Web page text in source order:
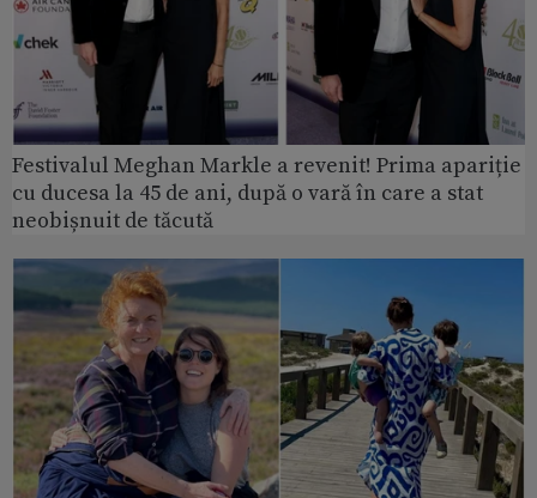
Festivalul Meghan Markle a revenit! Prima apariție
cu ducesa la 45 de ani, după o vară în care a stat
neobișnuit de tăcută